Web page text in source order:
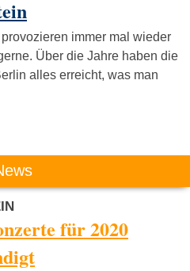
immer mal wieder
Über die Jahre haben die
alles erreicht, was man
für 2020